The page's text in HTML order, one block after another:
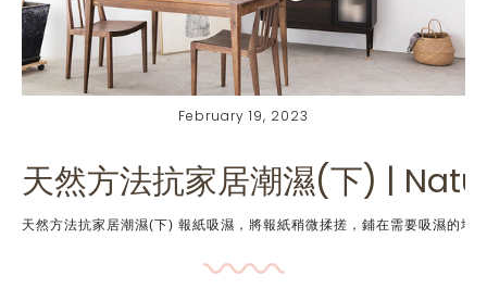
February 19, 2023
天然方法抗家居潮濕(下) |
天然方法抗家居潮濕(下) 報紙吸濕，將報紙稍微揉搓，鋪在需要吸